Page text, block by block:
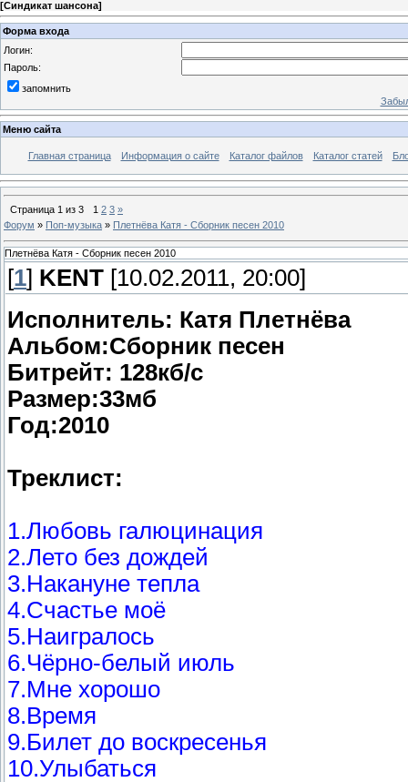
[Синдикат шансона]
Форма входа
Логин:
Пароль:
запомнить
Меню сайта
Главная страница Информация о сайте Каталог файлов Каталог статей
Страница 1 из 3 1 2 3 »
Форум » Поп-музыка » Плетнёва Катя - Сборник песен 2010
Плетнёва Катя - Сборник песен 2010
[1] KENT [10.02.2011, 20:00]
Исполнитель: Катя Плетнёва
Альбом:Сборник песен
Битрейт: 128кб/с
Размер:33мб
Год:2010
Треклист:
1.Любовь галюцинация
2.Лето без дождей
3.Накануне тепла
4.Счастье моё
5.Наигралось
6.Чёрно-белый июль
7.Мне хорошо
8.Время
9.Билет до воскресенья
10.Улыбаться